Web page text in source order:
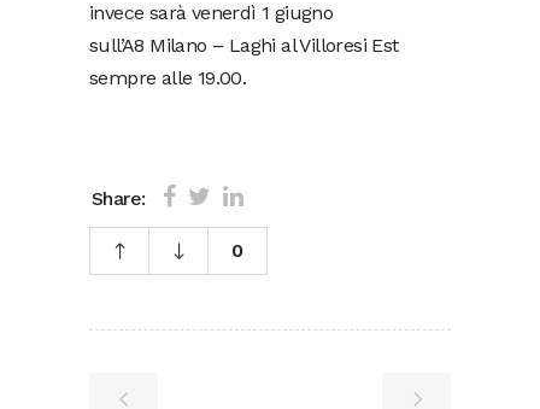
invece sarà venerdì 1 giugno
sull’A8 Milano – Laghi al Villoresi Est
sempre alle 19.00.
Share:
0